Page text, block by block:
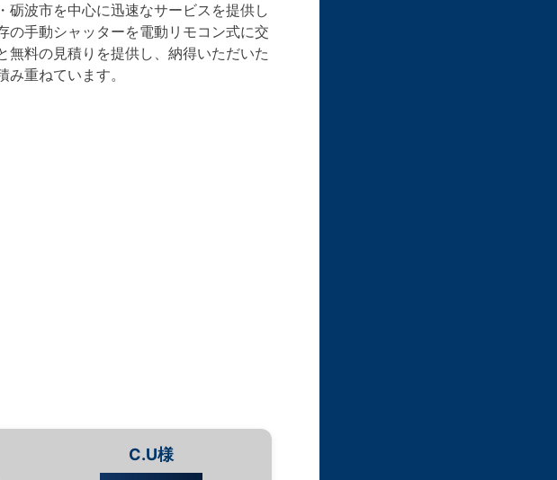
波市を中心に迅速なサービスを提供し
の手動シャッターを電動リモコン式に交
料の見積りを提供し、納得いただいた
重ねています。
C.U様